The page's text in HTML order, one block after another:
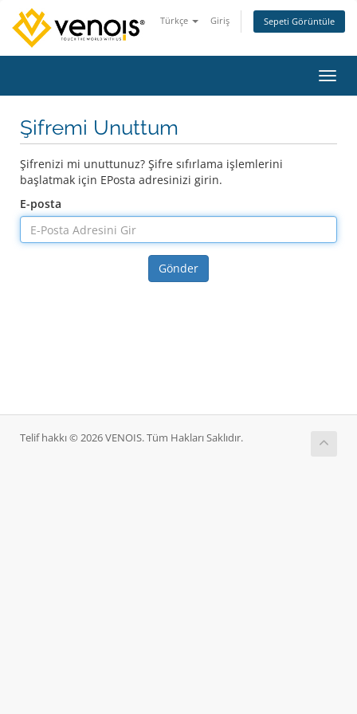
Türkçe Giriş Sepeti Görüntüle
Şifremi Unuttum
Şifrenizi mi unuttunuz? Şifre sıfırlama işlemlerini
başlatmak için EPosta adresinizi girin.
E-posta
Gönder
Telif hakkı © 2026 VENOIS. Tüm Hakları Saklıdır.